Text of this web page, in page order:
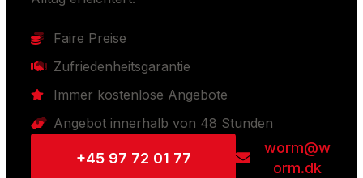
Faire Preise
Zufriedenheitsgarantie
Immer kostenlose Angebote
Angebot innerhalb von 48 Stunden
+45 97 72 01 77
worm@w
orm.dk